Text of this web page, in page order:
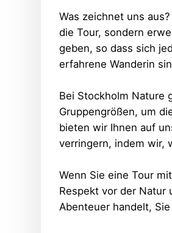
Was zeichnet uns
die Tour, sondern
geben, so dass sich
erfahrene Wanderin
Bei Stockholm Nature
Gruppengrößen, um
bieten wir Ihnen auf
verringern, indem wir,
Wenn Sie eine Tour
Respekt vor der Natur
Abenteuer handelt,